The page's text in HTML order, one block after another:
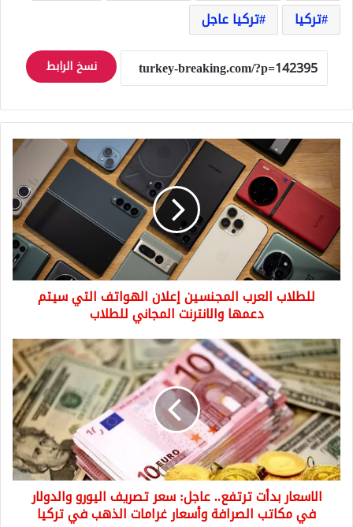
تركيا
تركيا عاجل
نسخ الرابط
للطلاب
العرب
المجنسين
إعلان
الهواتف
التي
سيتم
دعمها
والانترنت
المجانيللطلاب العرب المجنسين إعلان الهواتف التي سيتم
دعمها والانترنت المجاني للطلاب
الاسعار
بدأت
ترتفع..
عاجل:
سعر
تصريف
اليورو
والدولار
في
مكاتب
الصرافة
الاسعار بدأت ترتفع.. عاجل: سعر تصريف اليورو والدولار
في مكاتب الصرافة وأسعار غرامات الذهب في تركيا